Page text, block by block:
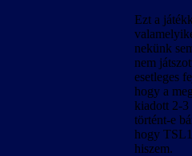
Ezt a
nekünk
nem
esetleges
hogy a
kiadott 2-3
történt-e
hogy
hiszem.